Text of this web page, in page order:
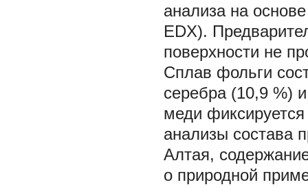
анализа на
EDX).
поверхности не
Сплав фольги
серебра (10,9 %)
меди
анализы состава
Алтая,
о природной